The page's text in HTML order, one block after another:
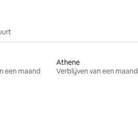
een maand
Athene
Verblijven van een maand